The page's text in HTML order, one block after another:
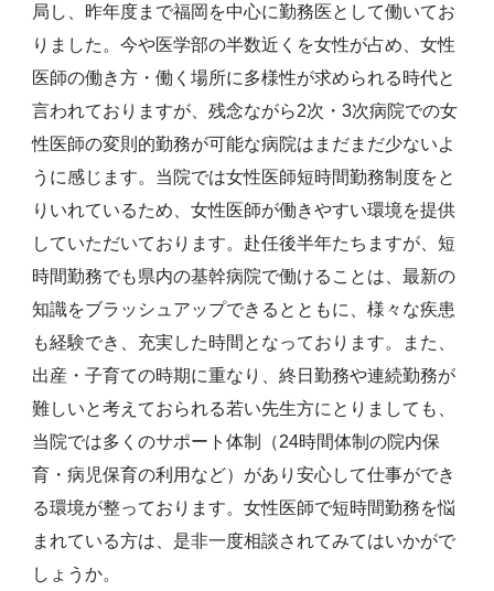
局し、昨年度まで福岡を中心に勤務医として働いてお
りました。今や医学部の半数近くを女性が占め、女性
医師の働き方・働く場所に多様性が求められる時代と
言われておりますが、残念ながら2次・3次病院での女
性医師の変則的勤務が可能な病院はまだまだ少ないよ
うに感じます。当院では女性医師短時間勤務制度をと
りいれているため、女性医師が働きやすい環境を提供
していただいております。赴任後半年たちますが、短
時間勤務でも県内の基幹病院で働けることは、最新の
知識をブラッシュアップできるとともに、様々な疾患
も経験でき、充実した時間となっております。また、
出産・子育ての時期に重なり、終日勤務や連続勤務が
難しいと考えておられる若い先生方にとりましても、
当院では多くのサポート体制（24時間体制の院内保
育・病児保育の利用など）があり安心して仕事ができ
る環境が整っております。女性医師で短時間勤務を悩
まれている方は、是非一度相談されてみてはいかがで
しょうか。